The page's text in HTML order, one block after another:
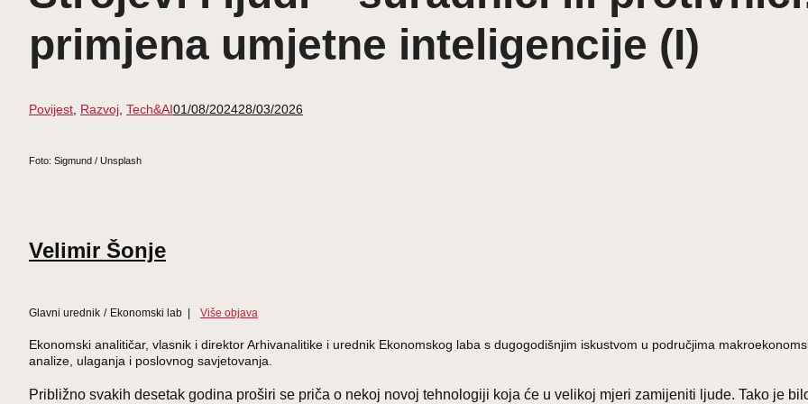
primjena umjetne inteligencije (I)
Povijest, Razvoj, Tech&AI01/08/202428/03/2026
Foto: Sigmund / Unsplash
Velimir Šonje
Glavni urednik / Ekonomski lab Više objava
Ekonomski analitičar, vlasnik i direktor Arhivanalitike i urednik Ekonomskog laba s dugogodišnjim iskustvom u područjima
analize, ulaganja i poslovnog savjetovanja.
Približno svakih desetak godina proširi se priča o nekoj novoj tehnologiji koja će u velikoj mjeri zamijeniti ljude. Tako je